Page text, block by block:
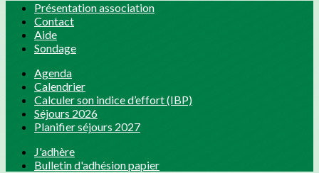
Présentation association
Contact
Aide
Sondage
Agenda
Calendrier
Calculer son indice d’effort (IBP)
Séjours 2026
Planifier séjours 2027
J'adhère
Bulletin d'adhésion papier